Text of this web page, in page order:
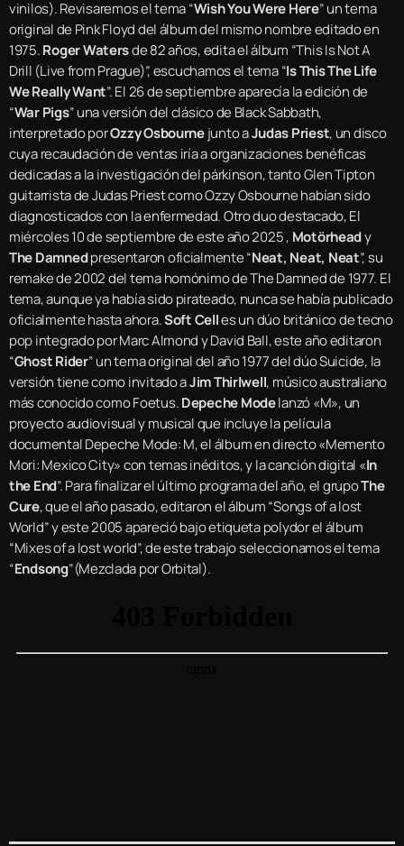
vinilos). Revisaremos el tema “Wish You Were Here” un tema
original de Pink Floyd del álbum del mismo nombre editado en
1975.Roger Watersde 82 años, edita el álbum “This Is Not A
Drill (Live from Prague)”, escuchamos el tema “Is This The Life
We Really Want”. El 26 de septiembre aparecía la edición de
“War Pigs” una versión del clásico de Black Sabbath,
interpretado porOzzy Osbournejunto aJudas Priest, un disco
cuya recaudación de ventas iría a organizaciones benéficas
dedicadas a la investigación del párkinson, tanto Glen Tipton
guitarrista de Judas Priest como Ozzy Osbourne habían sido
diagnosticados con la enfermedad. Otro duo destacado, El
miércoles 10 de septiembre de este año 2025 , Motörheady
The Damnedpresentaron oficialmente “Neat, Neat, Neat”, su
remake de 2002 del tema homónimo de The Damned de 1977. El
tema, aunque ya había sido pirateado, nunca se había publicado
oficialmente hasta ahora.Soft Celles un dúo británico de tecno
pop integrado por Marc Almond y David Ball, este año editaron
“Ghost Rider” un tema original del año 1977 del dúo Suicide, la
versión tiene como invitado aJim Thirlwell, músico australiano
más conocido como Foetus.Depeche Modelanzó «M», un
proyecto audiovisual y musical que incluye la película
documental Depeche Mode: M, el álbum en directo «Memento
Mori: Mexico City» con temas inéditos, y la canción digital «In
the End”. Para finalizar el último programa del año, el grupoThe
Cure, que el año pasado, editaron el álbum “Songs of a lost
World” y este 2005 apareció bajo etiqueta polydor el álbum
“Mixes of a lost world”, de este trabajo seleccionamos el tema
“Endsong”(Mezclada por Orbital).